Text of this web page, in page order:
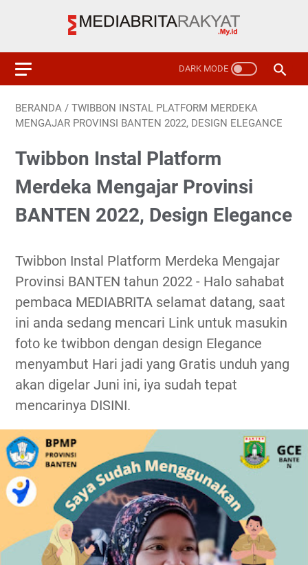
BERANDA / TWIBBON INSTAL PLATFORM MERDEKA
MENGAJAR PROVINSI BANTEN 2022, DESIGN ELEGANCE
Twibbon Instal Platform
Merdeka Mengajar Provinsi
BANTEN 2022, Design Elegance
Twibbon Instal Platform Merdeka Mengajar
Provinsi BANTEN tahun 2022 - Halo sahabat
pembaca MEDIABRITA selamat datang, saat
ini anda sedang mencari Link untuk masukin
foto ke twibbon dengan design Elegance
menyambut Hari jadi yang Gratis unduh yang
akan digelar Juni ini, iya sudah tepat
mencarinya DISINI.